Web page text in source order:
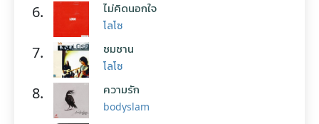
6. ไม่คิดนอกใจ
โลโซ
7. ซมซาน
โลโซ
8. ความรัก
bodyslam